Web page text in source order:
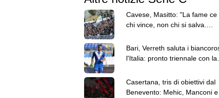
Cavese, Masitto: "La fame ce
chi vince, non chi si salva.
Bari, Verreth saluta i
l'Italia: pronto triennale con la
Casertana, tris di obiettivi dal
Benevento: Mehic, Manconi e